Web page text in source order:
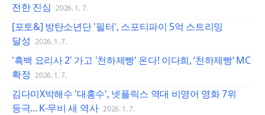
전한 진심 2026. 1. 7.
[포토&] 방탄소년단 '필터', 스포티파이 5억 스트리밍
달성 2026. 1. 7.
'흑백 요리사 2' 가고 '천하제빵' 온다! 이다희, ‘천하제빵’ MC
확정 2026. 1. 7.
김다미X박해수 '대홍수', 넷플릭스 역대 비영어 영화 7위
등극... K-무비 새 역사 2026. 1. 7.